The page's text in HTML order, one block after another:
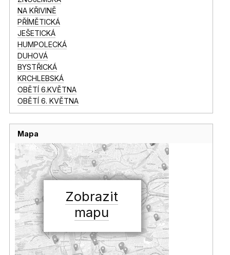
NA KŘIVINĚ
PŘÍMĚTICKÁ
JEŠETICKÁ
HUMPOLECKÁ
DUHOVÁ
BYSTŘICKÁ
KRCHLEBSKÁ
OBĚTÍ 6.KVĚTNA
OBĚTÍ 6. KVĚTNA
Mapa
Zobrazit
mapu